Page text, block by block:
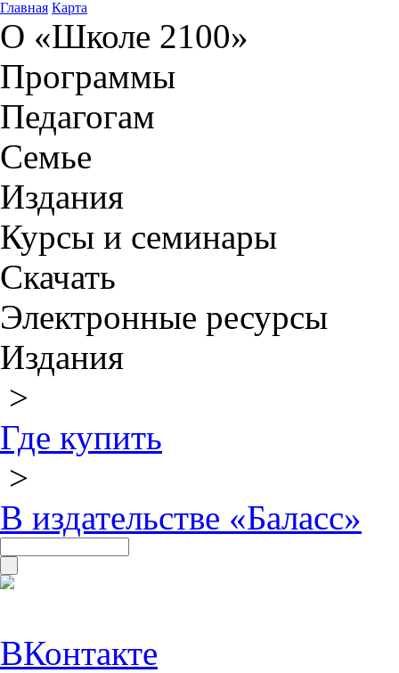
Главная Карта
О «Школе 2100»
Программы
Педагогам
Семье
Издания
Курсы и семинары
Скачать
Электронные ресурсы
Издания
>
Где купить
>
В издательстве «Баласс»
ВКонтакте